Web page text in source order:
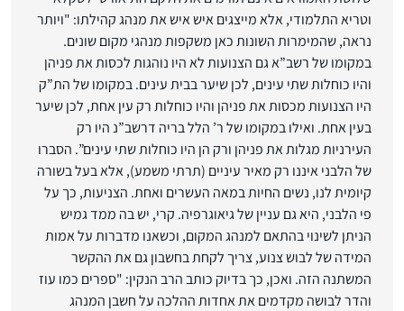
וטריא התלמודי, אלא מייצגים איש איש את מנהג קהילתו: "ויותר
נראה, שהמימרות השונות כאן משקפות מנהגי מקום שונים.
במקומו של רשב”א גם הצנועות לא היו נוהגות לכסות את פניהן
והיו כוחלות שתי עינים, לכן שיער בבית עינים. במקומו של הת”ק
היו הצנועות מכסות את פניהן והיו כוחלות רק עין אחת, לכן שיער
בעין אחת. ואילו במקומו של ר’ הלל בריה דרשב”נ היו רק
העירניות מגלות את פניהן ורק הן היו כוחלות שתי עינים”. הסברו
של הלבני איננו רק מאיר עיניים (תרתי משמע), אלא בעל בשורה
קיומית לנו, נשים החיות במאה העשרים ואחת. הצניעות, כך על
פי הלבני, היא גם עניין של גיאוגרפיה. קרי, יש בה ממד גמיש
הניתן לשינוי בהתאם למנהג המקום, וכשאנו מדברות על אמות
המידה של לבוש צנוע, צריך לקחת בחשבון גם את ההקשר
המשתנה הזה. ואכן, כך בדיוק כותב הרב הנקין: "ספרים כמו עוז
והדר לבושה מקדמים את אחדות ההלכה על חשבן המנהג